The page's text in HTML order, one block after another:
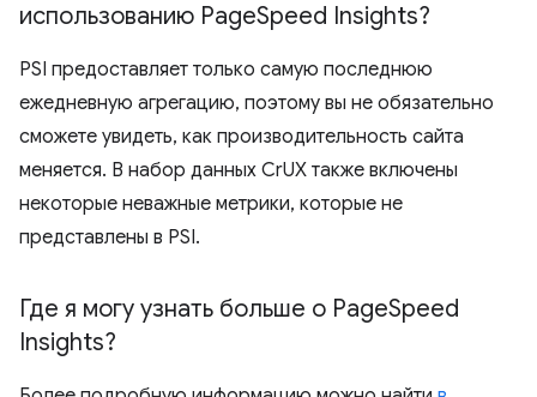
использованию PageSpeed ​​Insights?
PSI предоставляет только самую последнюю
ежедневную агрегацию, поэтому вы не обязательно
сможете увидеть, как производительность сайта
меняется. В набор данных CrUX также включены
некоторые неважные метрики, которые не
представлены в PSI.
Где я могу узнать больше о PageSpeed ​​
Insights?